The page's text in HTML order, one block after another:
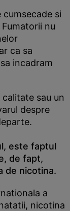
si
nu
ca sa
incadram
sau un
despre
este faptul
de fapt,
de nicotina.
a
nicotina